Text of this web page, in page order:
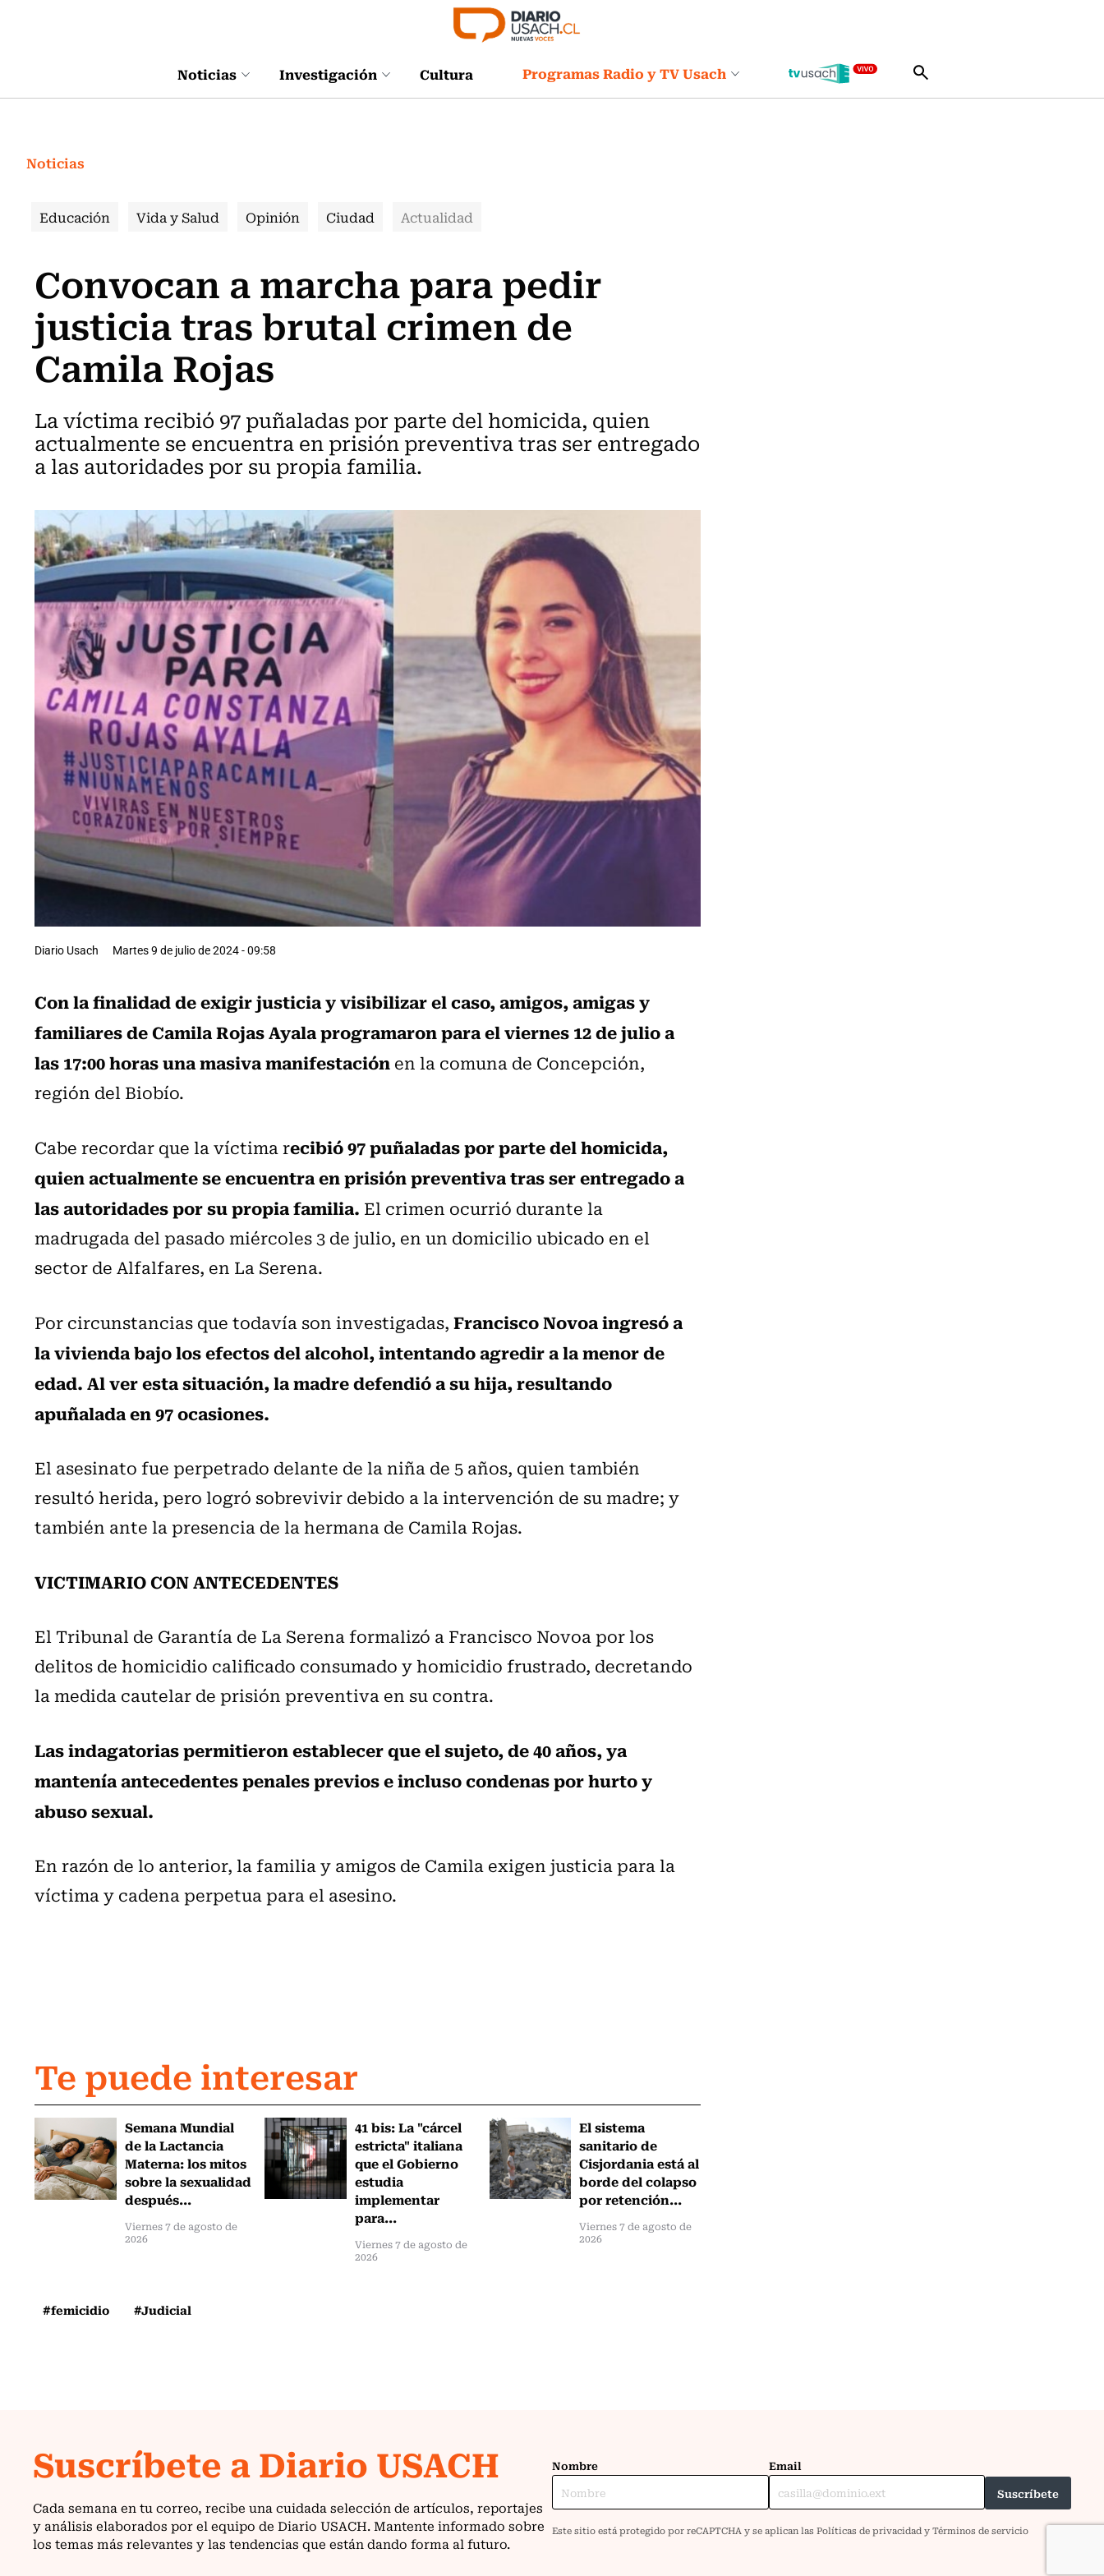
Noticias Investigación Cultura Programas Radio y TV Usach
Noticias
Educación Vida y Salud Opinión Ciudad Actualidad
Convocan a marcha para pedir
justicia tras brutal crimen de
Camila Rojas
La víctima recibió 97 puñaladas por parte del homicida, quien
actualmente se encuentra en prisión preventiva tras ser entregado
a las autoridades por su propia familia.
Diario Usach Martes 9 de julio de 2024 - 09:58
Con la finalidad de exigir justicia y visibilizar el caso, amigos, amigas y
familiares de Camila Rojas Ayala programaron para el viernes 12 de julio a
las 17:00 horas una masiva manifestaciónen la comuna de Concepción,
región del Biobío.
Cabe recordar que la víctima recibió 97 puñaladas por parte del homicida,
quien actualmente se encuentra en prisión preventiva tras ser entregado a
las autoridades por su propia familia. El crimen ocurrió durante la
madrugada del pasado miércoles 3 de julio, en un domicilio ubicado en el
sector de Alfalfares, en La Serena.
Por circunstancias que todavía son investigadas,Francisco Novoa ingresó a
la vivienda bajo los efectos del alcohol, intentando agredir a la menor de
edad. Al ver esta situación, la madre defendió a su hija, resultando
apuñalada en 97 ocasiones.
El asesinato fue perpetrado delante de la niña de 5 años, quien también
resultó herida, pero logró sobrevivir debido a la intervención de su madre; y
también ante la presencia de la hermana de Camila Rojas.
VICTIMARIO CON ANTECEDENTES
El Tribunal de Garantía de La Serena formalizó a Francisco Novoa por los
delitos de homicidio calificado consumado y homicidio frustrado, decretando
la medida cautelar de prisión preventiva en su contra.
Las indagatorias permitieron establecer que el sujeto, de 40 años, ya
mantenía antecedentes penales previos e incluso condenas por hurto y
abuso sexual.
En razón de lo anterior, la familia y amigos de Camila exigen justicia para la
víctima y cadena perpetua para el asesino.
Te puede interesar
Semana Mundial
de la Lactancia
Materna: los mitos
sobre la sexualidad
después...
Viernes 7 de agosto de
2026
41 bis: La "cárcel
estricta" italiana
que el Gobierno
estudia
implementar
para...
Viernes 7 de agosto de
2026
El sistema
sanitario de
Cisjordania está al
borde del colapso
por retención...
Viernes 7 de agosto de
2026
#femicidio #Judicial